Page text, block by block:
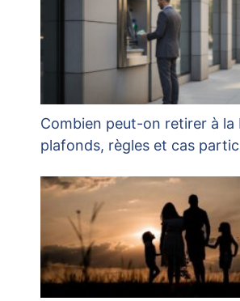
Combien peut-on retirer à la
plafonds, règles et cas